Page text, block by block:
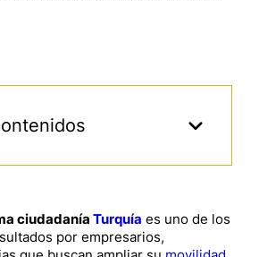
ciudadanía Turquía es uno de los
por empresarios,